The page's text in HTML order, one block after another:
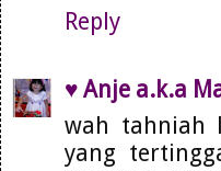
Reply
♥ Anje a.k.a
wah tahniah
yang